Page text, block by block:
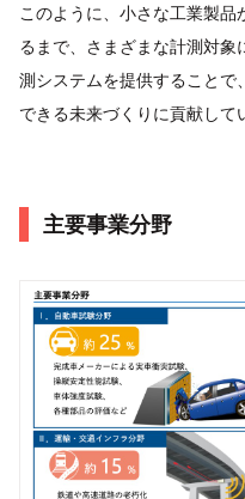
このように、小さな工業製
るまで、さまざまな計測対
測システムを提供することで
できる未来づくりに貢献して
主要事業分野